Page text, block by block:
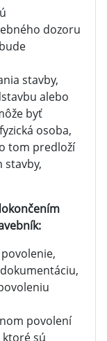
dozoru
stavby,
alebo
byť
osoba,
tom predloží
stavby,
povolení
sú